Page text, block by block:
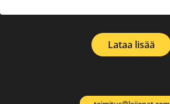
Lataa lisää